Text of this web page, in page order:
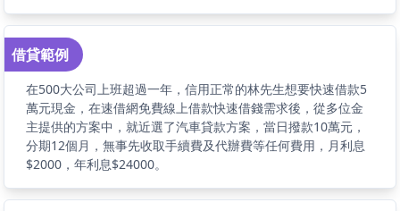
借貸範例
在500大公司上班超過一年，信用正常的林先生想要快速借款5
萬元現金，在速借網免費線上借款快速借錢需求後，從多位金
主提供的方案中，就近選了汽車貸款方案，當日撥款10萬元，
分期12個月，無事先收取手續費及代辦費等任何費用，月利息
$2000，年利息$24000。